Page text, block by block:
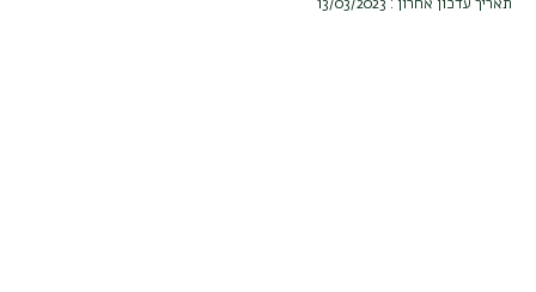
תאריך עדכון אחרון : 13/03/2023